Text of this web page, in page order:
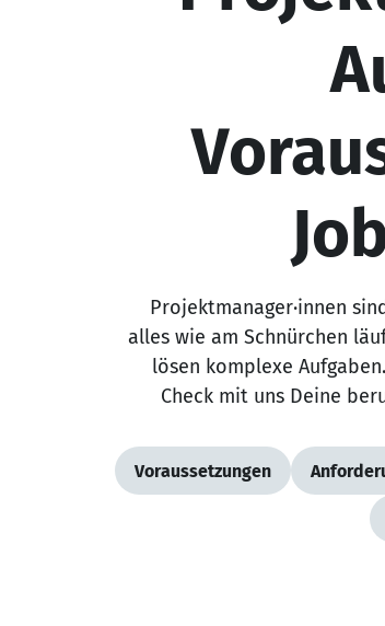
Projektmanager·innen
alles wie am Schnürchen
lösen komplexe
Check mit uns Deine
Voraussetzungen